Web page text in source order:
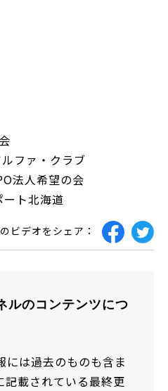
ファ・クラブ
法人希望の会
ト北海道
ビデオをシェア：
ルのコンテンツにつ
には過去のものも含ま
記載されている最終更